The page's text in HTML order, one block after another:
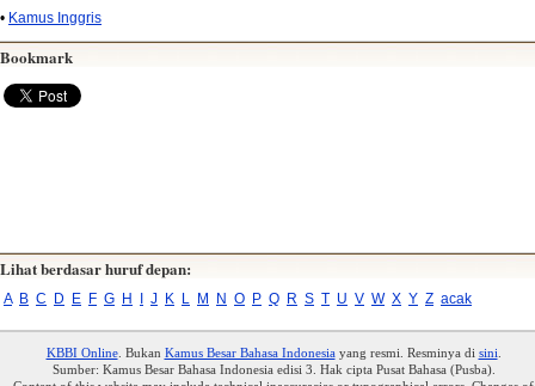
• Kamus Inggris
Bookmark
Lihat berdasar huruf depan:
A B C D E F G H J K L M N O P Q R S T U V W X Y Z acak
KBBI Online. Bukan Kamus Besar Bahasa Indonesiayang resmi. Resminya di sini.
Sumber: Kamus Besar Bahasa Indonesia edisi 3. Hak cipta Pusat Bahasa (Pusba).